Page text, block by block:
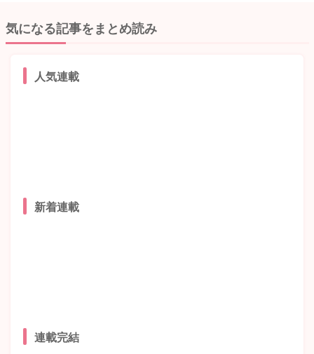
気になる記事をまとめ読み
人気連載
新着連載
連載完結